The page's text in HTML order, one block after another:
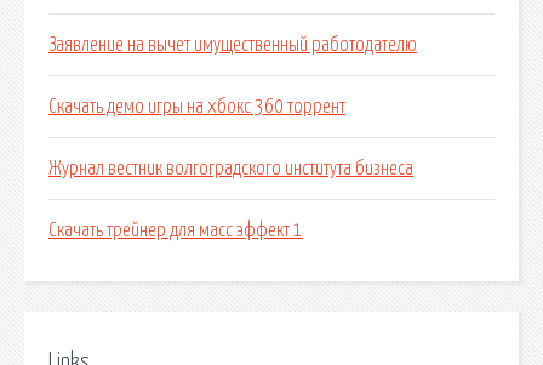
Заявление на вычет имущественный работодателю
Скачать демо игры на хбокс 360 торрент
Журнал вестник волгоградского института бизнеса
Скачать трейнер для масс эффект 1